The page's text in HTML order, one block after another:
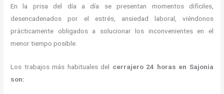
En la prisa del día a día se presentan momentos difíciles,
desencadenados por el estrés, ansiedad laboral, viéndonos
prácticamente obligados a solucionar los inconvenientes en el
menor tiempo posible.
Los trabajos más habituales del cerrajero 24 horas en Sajonia
son: